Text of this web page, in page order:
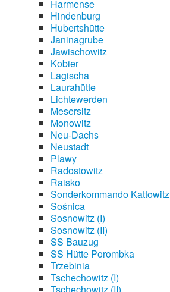
Harmense
Hindenburg
Hubertshütte
Janinagrube
Jawischowitz
Kobier
Lagischa
Laurahütte
Lichtewerden
Mesersitz
Monowitz
Neu-Dachs
Neustadt
Plawy
Radostowitz
Raisko
Sonderkommando Kattowitz
Sośnica
Sosnowitz (I)
Sosnowitz (II)
SS Bauzug
SS Hütte Porombka
Trzebinia
Tschechowitz (I)